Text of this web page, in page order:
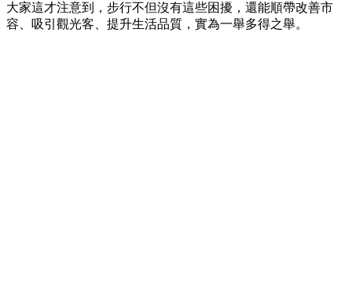
大家這才注意到，步行不但沒有這些困擾，還能順帶改善市
容、吸引觀光客、提升生活品質，實為一舉多得之舉。